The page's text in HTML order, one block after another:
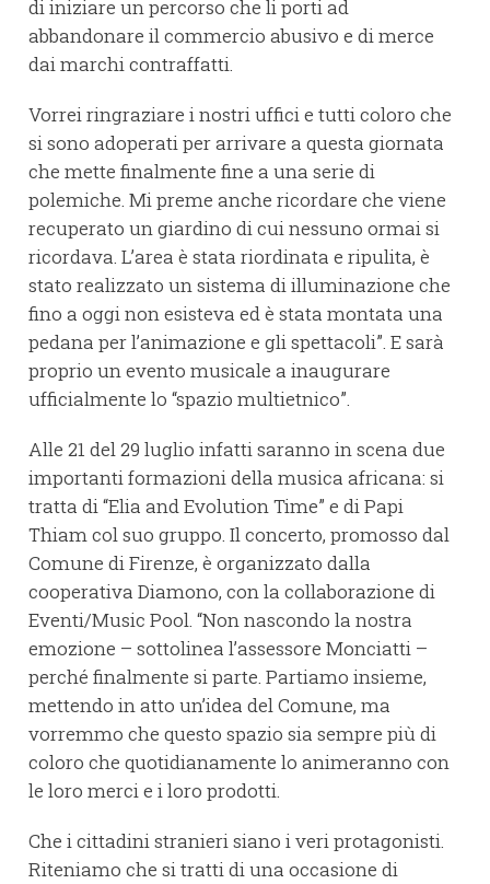
di iniziare un percorso che li porti ad
abbandonare il commercio abusivo e di merce
dai marchi contraffatti.
Vorrei ringraziare i nostri uffici e tutti coloro che
si sono adoperati per arrivare a questa giornata
che mette finalmente fine a una serie di
polemiche. Mi preme anche ricordare che viene
recuperato un giardino di cui nessuno ormai si
ricordava. L’area è stata riordinata e ripulita, è
stato realizzato un sistema di illuminazione che
fino a oggi non esisteva ed è stata montata una
pedana per l’animazione e gli spettacoli”. E sarà
proprio un evento musicale a inaugurare
ufficialmente lo “spazio multietnico”.
Alle 21 del 29 luglio infatti saranno in scena due
importanti formazioni della musica africana: si
tratta di “Elia and Evolution Time” e di Papi
Thiam col suo gruppo. Il concerto, promosso dal
Comune di Firenze, è organizzato dalla
cooperativa Diamono, con la collaborazione di
Eventi/Music Pool. “Non nascondo la nostra
emozione – sottolinea l’assessore Monciatti –
perché finalmente si parte. Partiamo insieme,
mettendo in atto un’idea del Comune, ma
vorremmo che questo spazio sia sempre più di
coloro che quotidianamente lo animeranno con
le loro merci e i loro prodotti.
Che i cittadini stranieri siano i veri protagonisti.
Riteniamo che si tratti di una occasione di